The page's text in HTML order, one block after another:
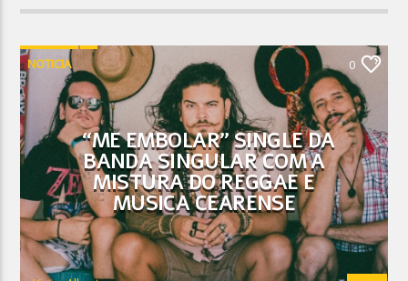
NOTICIA 0
“ME EMBOLAR” SINGLE DA
BANDA SINGULAR COM A
MISTURA DO REGGAE E
MUSICA CEARENSE